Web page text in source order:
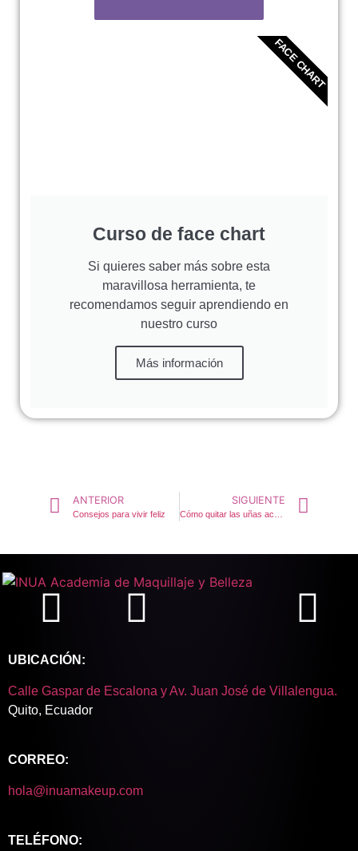
Curso de face chart
Si quieres saber más sobre esta
maravillosa herramienta, te
recomendamos seguir aprendiendo en
nuestro curso
Más información
FACE CHART
ANTERIOR
Consejos para vivir feliz
SIGUIENTE
UBICACIÓN:
Calle Gaspar de Escalona y Av. Juan José de Villalengua.
Quito, Ecuador
CORREO:
hola@inuamakeup.com
TELÉFONO: